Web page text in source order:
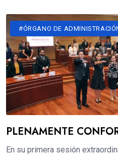
#ÓRGANO DE
PLENAMENTE
En su primera sesión